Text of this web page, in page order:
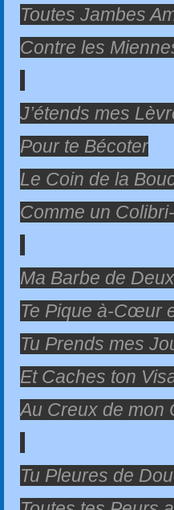
Toutes Jambes
Contre les
J’étends mes
Pour te Bécoter
Le Coin de la
Comme un
Ma Barbe de
Te Pique à-Cœur
Tu Prends mes
Et Caches ton
Au Creux de mon
Tu Pleures de